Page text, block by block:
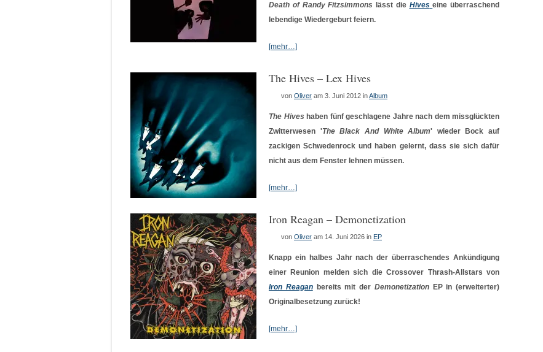
Death of Randy Fitzsimmons lässt die Hives eine überraschend
lebendige Wiedergeburt feiern.
[mehr…]
The Hives – Lex Hives
von Oliver am 3. Juni 2012 inAlbum
The Hives haben fünf geschlagene Jahre nach dem missglückten
Zwitterwesen 'The Black And White Album' wieder Bock auf
zackigen Schwedenrock und haben gelernt, dass sie sich dafür
nicht aus dem Fenster lehnen müssen.
[mehr…]
Iron Reagan – Demonetization
von Oliver am 14. Juni 2026 in EP
Knapp ein halbes Jahr nach der überraschendes Ankündigung
einer Reunion melden sich die Crossover Thrash-Allstars von
Iron Reaganbereits mit der DemonetizationEP in (erweiterter)
Originalbesetzung zurück!
[mehr…]